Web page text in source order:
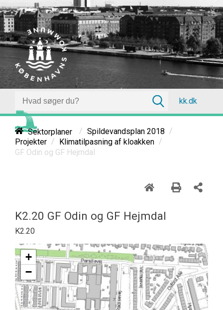
kk.dk
Sektorplaner / Spildevandsplan 2018 /
Projekter / Klimatilpasning af kloakken /
GF Odin og GF Hejmdal
K2.20 GF Odin og GF Hejmdal
K2.20
+
−